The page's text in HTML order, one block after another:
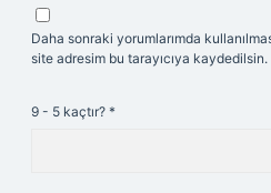
Daha sonraki yorumlarımda
site adresim bu tarayıcıya kaydedilsin.
9 - 5 kaçtır? *